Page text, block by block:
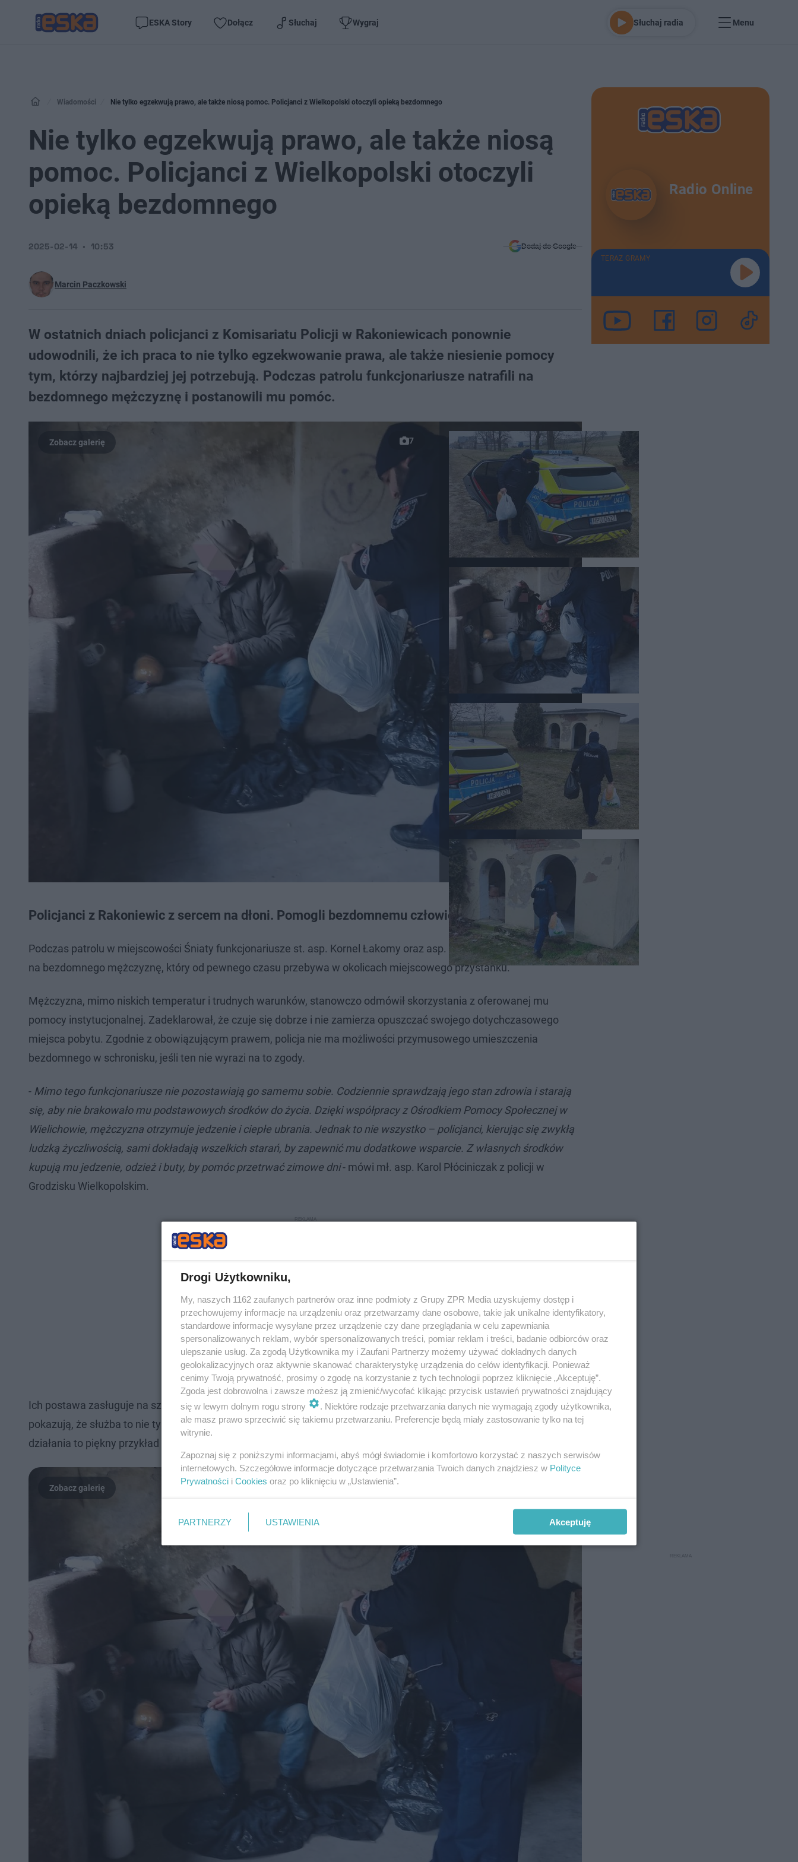
ESKA Story Dołącz Słuchaj Wygraj Słuchaj radia Menu
Wiadomości Nie tylko egzekwują prawo, ale także niosą pomoc. Policjanci z Wielkopolski otoczyli opieką bezdomnego
Nie tylko egzekwują prawo, ale także niosą
pomoc. Policjanci z Wielkopolski otoczyli
opieką bezdomnego
Marcin Paczkowski
2025-02-14 10:53 Dodaj do Google
W ostatnich dniach policjanci z Komisariatu Policji w Rakoniewicach ponownie
udowodnili, że ich praca to nie tylko egzekwowanie prawa, ale także niesienie pomocy
tym, którzy najbardziej jej potrzebują. Podczas patrolu funkcjonariusze natrafili na
bezdomnego mężczyznę i postanowili mu pomóc.
7
Policjanci z Rakoniewic z sercem na dłoni. Pomogli bezdomnemu człowiekowi
Podczas patrolu w miejscowości Śniaty funkcjonariusze st. asp. Kornel Łakomy oraz asp. szt. Mariusz Lepa natrafili
na bezdomnego mężczyznę, który od pewnego czasu przebywa w okolicach miejscowego przystanku.
Mężczyzna, mimo niskich temperatur i trudnych warunków, stanowczo odmówił skorzystania z oferowanej mu
pomocy instytucjonalnej. Zadeklarował, że czuje się dobrze i nie zamierza opuszczać swojego dotychczasowego
miejsca pobytu. Zgodnie z obowiązującym prawem, policja nie ma możliwości przymusowego umieszczenia
bezdomnego w schronisku, jeśli ten nie wyrazi na to zgody.
- Mimo tego funkcjonariusze nie pozostawiają go samemu sobie. Codziennie sprawdzają jego stan zdrowia i starają
się, aby nie brakowało mu podstawowych środków do życia. Dzięki współpracy z Ośrodkiem Pomocy Społecznej w
Wielichowie, mężczyzna otrzymuje jedzenie i ciepłe ubrania. Jednak to nie wszystko – policjanci, kierując się zwykłą
ludzką życzliwością, sami dokładają wszelkich starań, by zapewnić mu dodatkowe wsparcie. Z własnych środków
kupują mu jedzenie, odzież i buty, by pomóc przetrwać zimowe dni- mówi mł. asp. Karol Płóciniczak z policji w
Grodzisku Wielkopolskim.
Ich postawa zasługuje na szczególne uznanie. W świecie, w którym często brakuje empatii, policjanci z Rakoniewic
pokazują, że służba to nie tylko mundur i procedury, ale przede wszystkim serce otwarte na drugiego człowieka. Ich
działania to piękny przykład tego, jak można łączyć obowiązki zawodowe z prawdziwą, ludzką troską o innych.
Radio Online
TERAZ GRAMY
Drogi Użytkowniku,
My, naszych 1162 zaufanych partnerów oraz inne podmioty z Grupy ZPR Media uzyskujemy dostęp i
przechowujemy informacje na urządzeniu oraz przetwarzamy dane osobowe, takie jak unikalne identyfikatory,
standardowe informacje wysyłane przez urządzenie czy dane przeglądania w celu zapewniania
spersonalizowanych reklam, wybór spersonalizowanych treści, pomiar reklam i treści, badanie odbiorców oraz
ulepszanie usług. Za zgodą Użytkownika my i Zaufani Partnerzy możemy używać dokładnych danych
geolokalizacyjnych oraz aktywnie skanować charakterystykę urządzenia do celów identyfikacji. Ponieważ
cenimy Twoją prywatność, prosimy o zgodę na korzystanie z tych technologii poprzez kliknięcie „Akceptuję”.
Zgoda jest dobrowolna i zawsze możesz ją zmienić/wycofać klikając przycisk ustawień prywatności znajdujący
się w lewym dolnym rogu strony
. Niektóre rodzaje przetwarzania danych nie wymagają zgody użytkownika,
ale masz prawo sprzeciwić się takiemu przetwarzaniu. Preferencje będą miały zastosowanie tylko na tej
witrynie.
Zapoznaj się z poniższymi informacjami, abyś mógł świadomie i komfortowo korzystać z naszych serwisów
internetowych. Szczegółowe informacje dotyczące przetwarzania Twoich danych znajdziesz w Polityce
Prywatności i Cookies oraz po kliknięciu w „Ustawienia”.
PARTNERZY USTAWIENIA Akceptuję